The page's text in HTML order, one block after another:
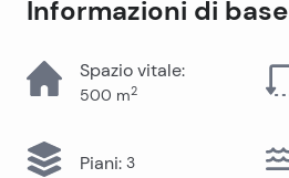
Informazioni di base
Spazio vitale:
500 m2
Piani: 3